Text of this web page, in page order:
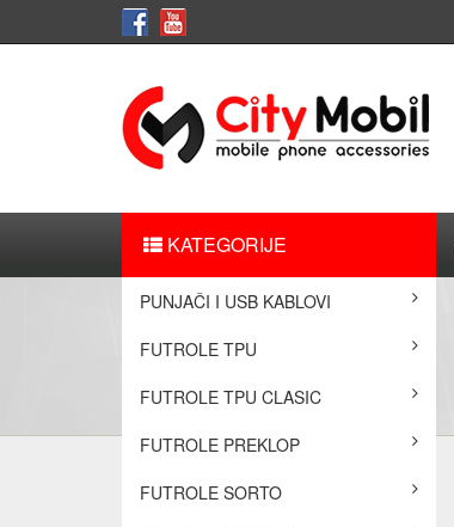
KATEGORIJE
PUNJAČI I USB KABLOVI
FUTROLE TPU
FUTROLE TPU CLASIC
FUTROLE PREKLOP
FUTROLE SORTO